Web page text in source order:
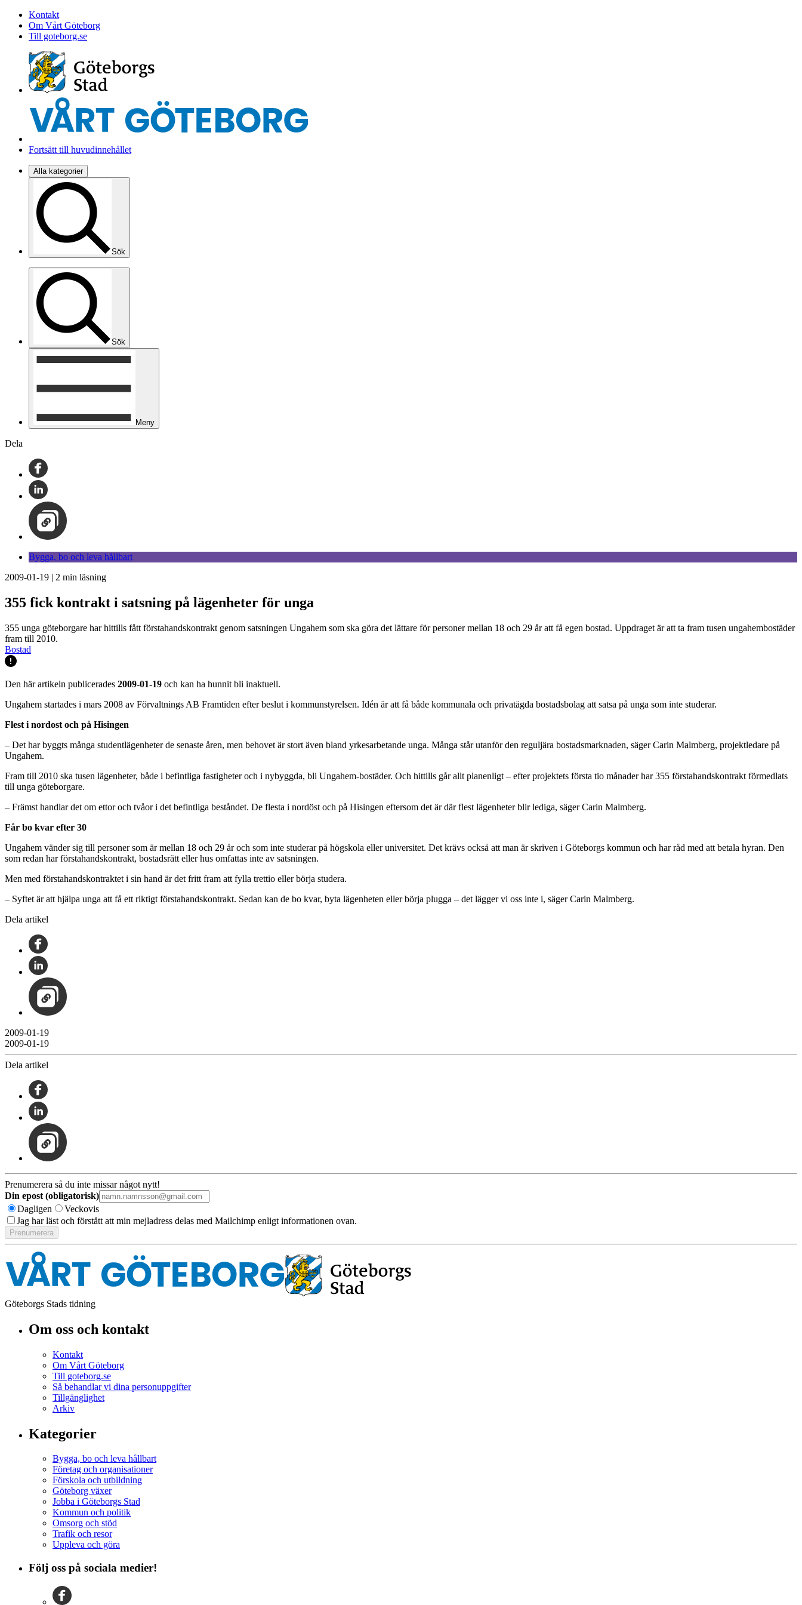
Kontakt
Om Vårt Göteborg
Till goteborg.se
Fortsätt till huvudinnehållet
Alla kategorier
Sök
Sök
Meny
Dela
Bygga, bo och leva hållbart
2009-01-19 | 2 min läsning
355 fick kontrakt i satsning på lägenheter för unga
355 unga göteborgare har hittills fått förstahandskontrakt genom satsningen Ungahem som ska göra det lättare för personer mellan 18 och 29 år att få egen bostad. Uppdraget är att ta fram tusen ungahembostäder
fram till 2010.
Bostad
Den här artikeln publicerades 2009-01-19 och kan ha hunnit bli inaktuell.
Ungahem startades i mars 2008 av Förvaltnings AB Framtiden efter beslut i kommunstyrelsen. Idén är att få både kommunala och privatägda bostadsbolag att satsa på unga som inte studerar.
Flest i nordost och på Hisingen
– Det har byggts många studentlägenheter de senaste åren, men behovet är stort även bland yrkesarbetande unga. Många står utanför den reguljära bostadsmarknaden, säger Carin Malmberg, projektledare på
Ungahem.
Fram till 2010 ska tusen lägenheter, både i befintliga fastigheter och i nybyggda, bli Ungahem-bostäder. Och hittills går allt planenligt – efter projektets första tio månader har 355 förstahandskontrakt förmedlats
till unga göteborgare.
– Främst handlar det om ettor och tvåor i det befintliga beståndet. De flesta i nordöst och på Hisingen eftersom det är där flest lägenheter blir lediga, säger Carin Malmberg.
Får bo kvar efter 30
Ungahem vänder sig till personer som är mellan 18 och 29 år och som inte studerar på högskola eller universitet. Det krävs också att man är skriven i Göteborgs kommun och har råd med att betala hyran. Den
som redan har förstahandskontrakt, bostadsrätt eller hus omfattas inte av satsningen.
Men med förstahandskontraktet i sin hand är det fritt fram att fylla trettio eller börja studera.
– Syftet är att hjälpa unga att få ett riktigt förstahandskontrakt. Sedan kan de bo kvar, byta lägenheten eller börja plugga – det lägger vi oss inte i, säger Carin Malmberg.
Dela artikel
2009-01-19
2009-01-19
Dela artikel
Prenumerera så du inte missar något nytt!
Din epost (obligatorisk)
Dagligen
Veckovis
Jag har läst och förstått att min mejladress delas med Mailchimp enligt informationen ovan.
Göteborgs Stads tidning
Om oss och kontakt
Kontakt
Om Vårt Göteborg
Till goteborg.se
Så behandlar vi dina personuppgifter
Tillgänglighet
Arkiv
Kategorier
Bygga, bo och leva hållbart
Företag och organisationer
Förskola och utbildning
Göteborg växer
Jobba i Göteborgs Stad
Kommun och politik
Omsorg och stöd
Trafik och resor
Uppleva och göra
Följ oss på sociala medier!